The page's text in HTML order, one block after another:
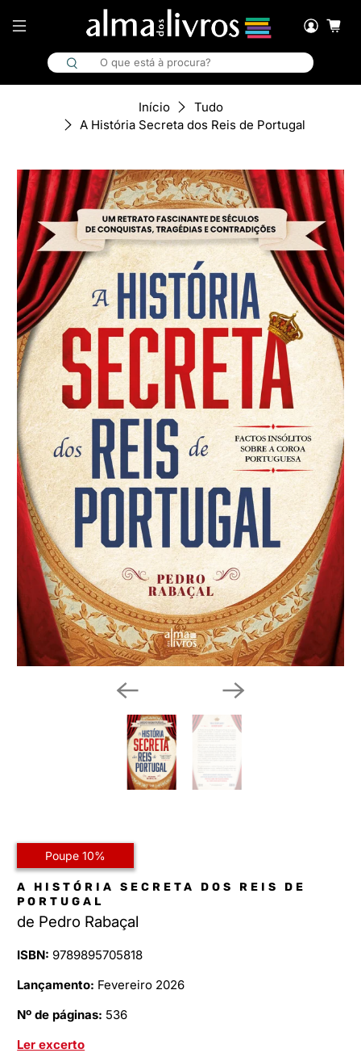
Início
Tudo
A História Secreta dos Reis de Portugal
Poupe 10%
A HISTÓRIA SECRETA DOS REIS DE
PORTUGAL
de Pedro Rabaçal
ISBN: 9789895705818
Lançamento: Fevereiro 2026
Nº de páginas: 536
Ler excerto